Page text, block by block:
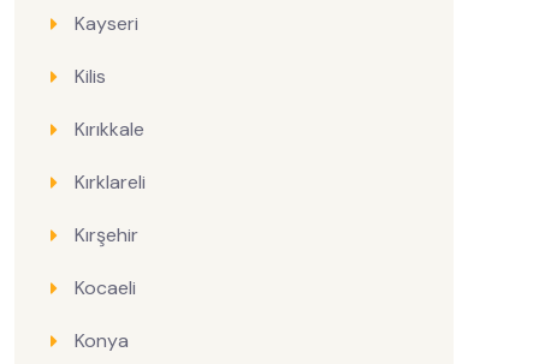
Kayseri
Kilis
Kırıkkale
Kırklareli
Kırşehir
Kocaeli
Konya